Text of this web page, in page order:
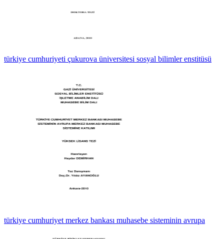
türkiye cumhuriyeti çukurova üniversitesi sosyal bilimler enstitüsü
türkiye cumhuriyet merkez bankası muhasebe sisteminin avrupa